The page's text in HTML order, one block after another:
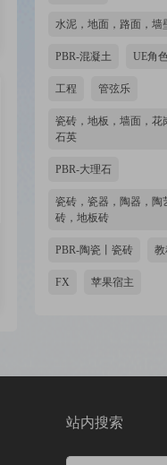
水泥，地面，路面，墙
PBR-混凝土 UE角
工程 管弦乐
瓷砖，地板，墙面，花
石英
PBR-大理石
瓷砖，瓷器，陶器，陶
砖，地板砖
PBR-陶瓷丨瓷砖 教
FX 苹果宿主
站内搜索